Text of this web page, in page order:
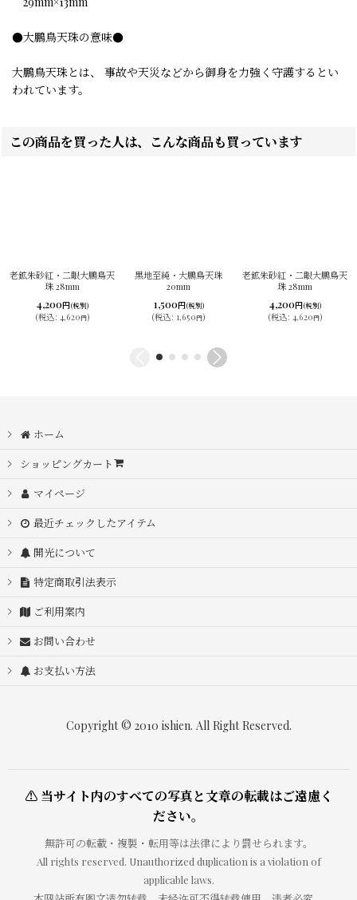
●大鵬鳥天珠の意味●
大鵬鳥天珠とは、 事故や天災などから御身を力強く守護するとい
われています。
この商品を買った人は、こんな商品も買っています
老鉱朱砂紅・二眼大鵬鳥天
珠 28mm
4,200円(税別)
(税込: 4,620円)
黒地至純・大鵬鳥天珠
20mm
1,500円(税別)
(税込: 1,650円)
老鉱朱砂紅・二眼大鵬鳥天
珠 28mm
4,200円(税別)
(税込: 4,620円)
ホーム
ショッピングカート
マイページ
最近チェックしたアイテム
開光について
特定商取引法表示
ご利用案内
お問い合わせ
お支払い方法
Copyright © 2010 ishien. All Right Reserved.
⚠ 当サイト内のすべての写真と文章の転載はご遠慮く
ださい。
無許可の転載・複製・転用等は法律により罰せられます。
All rights reserved. Unauthorized duplication is a violation of
applicable laws.